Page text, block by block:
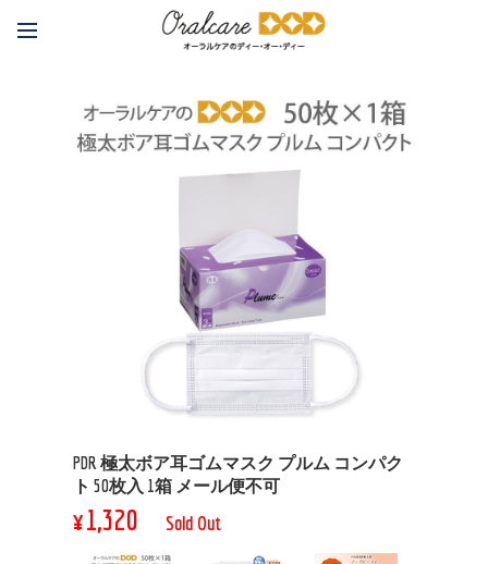
PDR 極太ボア耳ゴムマスク プルム コンパク
ト 50枚入 1箱 メール便不可
¥1,320 Sold Out